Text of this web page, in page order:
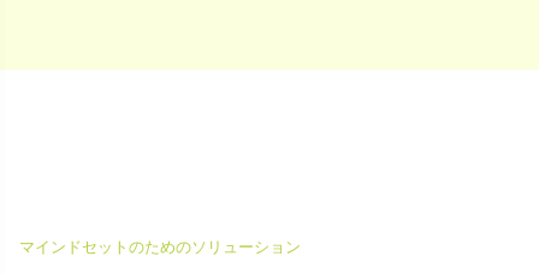
マインドセットのためのソリューション